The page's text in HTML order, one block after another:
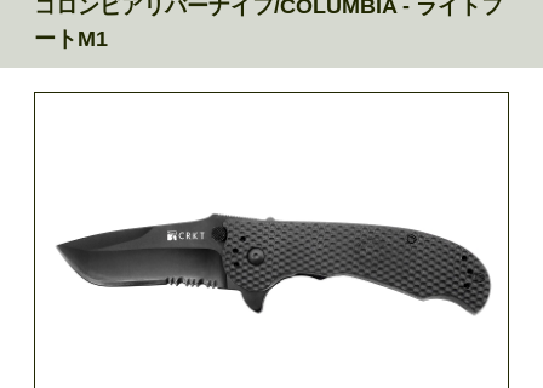
コロンビアリバーナイフ/COLUMBIA - ライトフ
ートM1